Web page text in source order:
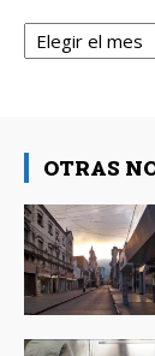
Archivos
OTRAS